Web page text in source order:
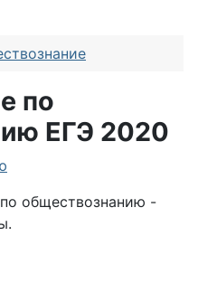
по
ЕГЭ 2020
обществознанию -